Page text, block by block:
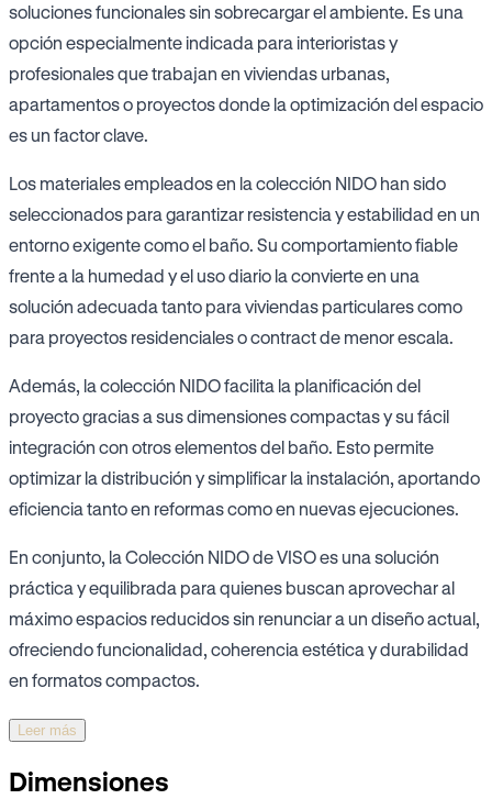
soluciones funcionales sin sobrecargar el ambiente. Es una
opción especialmente indicada para interioristas y
profesionales que trabajan en viviendas urbanas,
apartamentos o proyectos donde la optimización del espacio
es un factor clave.
Los materiales empleados en la colección NIDO han sido
seleccionados para garantizar resistencia y estabilidad en un
entorno exigente como el baño. Su comportamiento fiable
frente a la humedad y el uso diario la convierte en una
solución adecuada tanto para viviendas particulares como
para proyectos residenciales o contract de menor escala.
Además, la colección NIDO facilita la planificación del
proyecto gracias a sus dimensiones compactas y su fácil
integración con otros elementos del baño. Esto permite
optimizar la distribución y simplificar la instalación, aportando
eficiencia tanto en reformas como en nuevas ejecuciones.
En conjunto, la Colección NIDO de VISO es una solución
práctica y equilibrada para quienes buscan aprovechar al
máximo espacios reducidos sin renunciar a un diseño actual,
ofreciendo funcionalidad, coherencia estética y durabilidad
en formatos compactos.
Leer más
Dimensiones